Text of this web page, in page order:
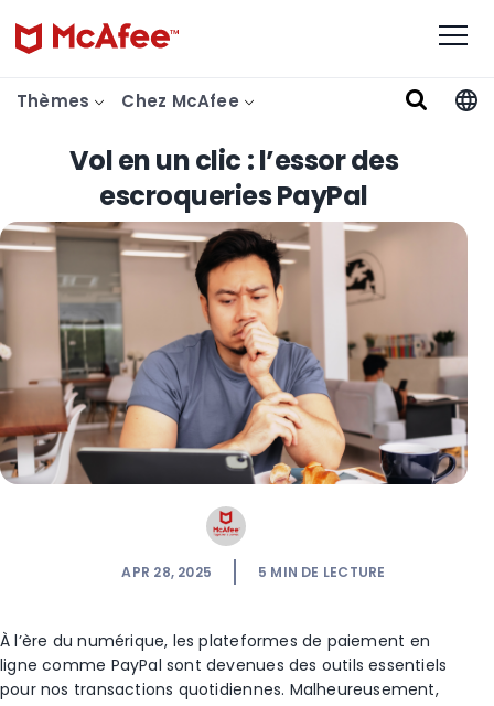
Thèmes Chez McAfee
Vol en un clic : l’essor des
escroqueries PayPal
APR 28, 2025 5 MIN DE LECTURE
À l’ère du numérique, les plateformes de paiement en
ligne comme PayPal sont devenues des outils essentiels
pour nos transactions quotidiennes. Malheureusement,